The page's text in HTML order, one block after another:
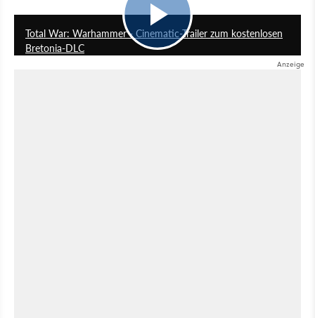
Total War: Warhammer - Cinematic-Trailer zum kostenlosen
Bretonia-DLC